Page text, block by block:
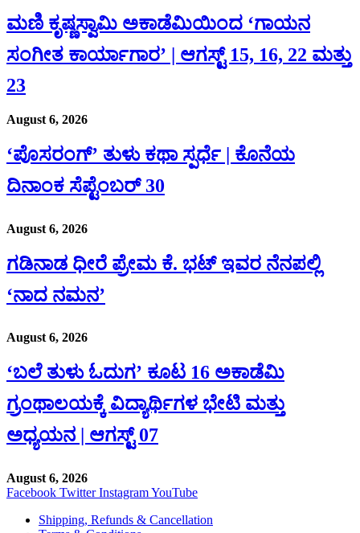
ಮಣಿ ಕೃಷ್ಣಸ್ವಾಮಿ ಅಕಾಡೆಮಿಯಿಂದ ‘ಗಾಯನ
ಸಂಗೀತ ಕಾರ್ಯಾಗಾರ’ | ಆಗಸ್ಟ್ 15, 16, 22 ಮತ್ತು
23
August 6, 2026
‘ಪೊಸರಂಗ್’ ತುಳು ಕಥಾ ಸ್ಪರ್ಧೆ | ಕೊನೆಯ
ದಿನಾಂಕ ಸೆಪ್ಟೆಂಬರ್ 30
August 6, 2026
ಗಡಿನಾಡ ಧೀರೆ ಪ್ರೇಮ ಕೆ. ಭಟ್ ಇವರ ನೆನಪಲ್ಲಿ
‘ನಾದ ನಮನ’
August 6, 2026
‘ಬಲೆ ತುಳು ಓದುಗ’ ಕೂಟ 16 ಅಕಾಡೆಮಿ
ಗ್ರಂಥಾಲಯಕ್ಕೆ ವಿದ್ಯಾರ್ಥಿಗಳ ಭೇಟಿ ಮತ್ತು
ಅಧ್ಯಯನ | ಆಗಸ್ಟ್ 07
August 6, 2026
Facebook Twitter InstagramYouTube
Shipping, Refunds & Cancellation